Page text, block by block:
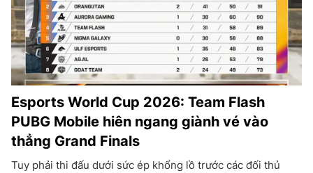
Esports World Cup 2026: Team Flash
PUBG Mobile hiên ngang giành vé vào
thẳng Grand Finals
Tuy phải thi đấu dưới sức ép khổng lồ trước các đối thủ